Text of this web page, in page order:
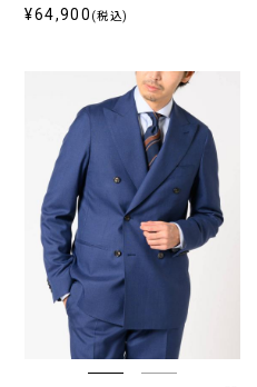
¥64,900 (税込)